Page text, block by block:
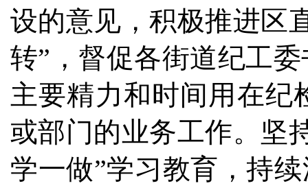
设的意见，积极推进区
转”，督促各街道纪工
主要精力和时间用在纪
或部门的业务工作。坚
学一做”学习教育，持